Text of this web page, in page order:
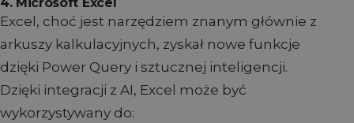
Excel, choć jest narzędziem znanym głównie z
arkuszy kalkulacyjnych, zyskał nowe funkcje
dzięki Power Query i sztucznej inteligencji.
Dzięki integracji z AI, Excel może być
wykorzystywany do: